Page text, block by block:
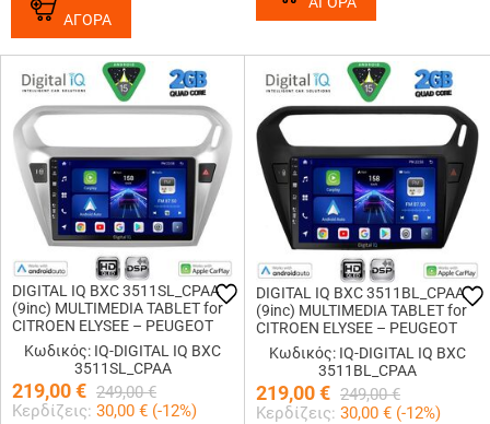
ΑΓΟΡΑ
DIGITAL IQ BXC 3511SL_CPAA
(9inc) MULTIMEDIA TABLET for
CITROEN ELYSEE – PEUGEOT
301 mod. 2013-2026 (SILVER)
Κωδικός: IQ-DIGITAL IQ BXC
3511SL_CPAA
219,00€ 249,00 €
Κερδίζεις: 30,00 € (-12%)
DIGITAL IQ BXC 3511BL_CPAA
(9inc) MULTIMEDIA TABLET for
CITROEN ELYSEE – PEUGEOT
301 mod. 2013> (BLACK)
Κωδικός: IQ-DIGITAL IQ BXC
3511BL_CPAA
219,00€ 249,00 €
Κερδίζεις: 30,00 € (-12%)